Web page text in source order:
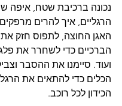
נכונה ברכיבת שטח, איפה
הרגליים, איך להרים
האגן החוצה, לתפוס חזק
הברכיים כדי לשחרר את פלג
ועוד. סיימנו את ההסבר
הכלים כדי להתאים את
הכידון לכל רוכב.